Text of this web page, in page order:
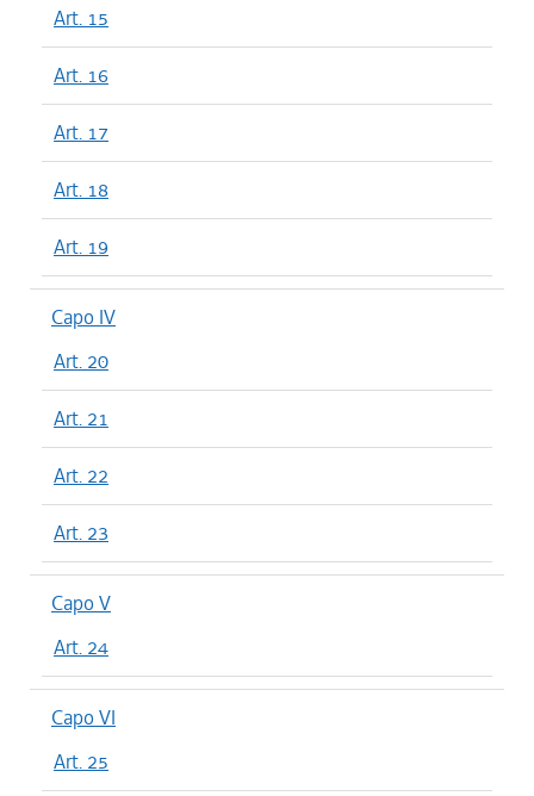
Art. 15
Art. 16
Art. 17
Art. 18
Art. 19
Capo IV
Art. 20
Art. 21
Art. 22
Art. 23
Capo V
Art. 24
Capo VI
Art. 25